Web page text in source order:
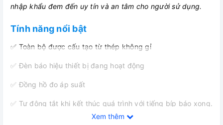
nhập khẩu đem đến uy tín và an tâm cho người sử dụng.
Tính năng nổi bật
✅ Toàn bộ được cấu tạo từ thép không gỉ
✅ Đèn báo hiệu thiết bị đang hoạt động
✅ Đồng hồ đo áp suất
✅ Tự động tắt khi kết thúc quá trình với tiếng bíp báo xong.
Xem thêm